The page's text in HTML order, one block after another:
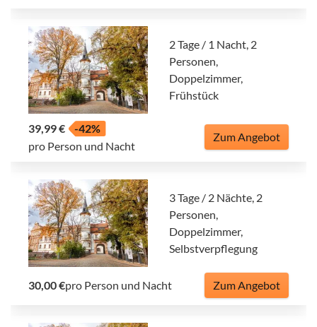
2 Tage / 1 Nacht, 2
Personen,
Doppelzimmer,
Frühstück
39,99 €
-42%
pro Person und Nacht
Zum Angebot
3 Tage / 2 Nächte, 2
Personen,
Doppelzimmer,
Selbstverpflegung
30,00 €pro Person und Nacht Zum Angebot